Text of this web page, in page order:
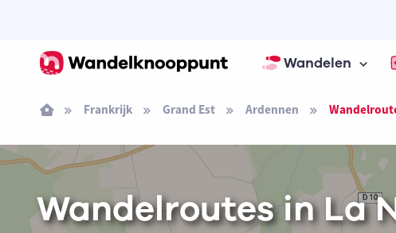
Wandelen
Frankrijk Grand Est Ardennen
Wandelroutes in La